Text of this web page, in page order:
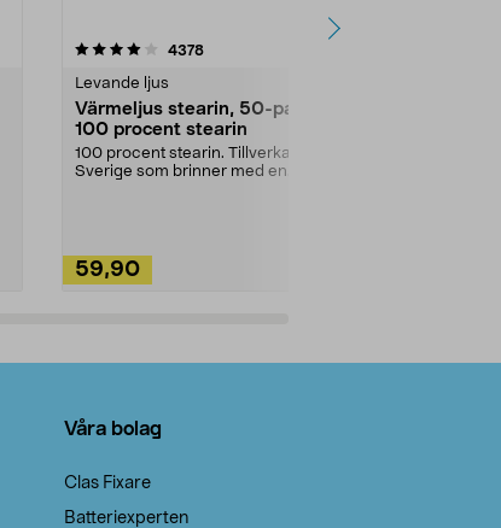
4378recensioner
Levande ljus
Värmeljus stearin, 50-pack,
100 procent stearin
100 procent stearin. Tillverkade i
Sverige som brinner med en
59,90
4.5av 5 stjärnor
Våra bolag
Clas Fixare
Batteriexperten